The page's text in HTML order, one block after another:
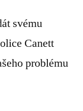
svému
Canett
problému